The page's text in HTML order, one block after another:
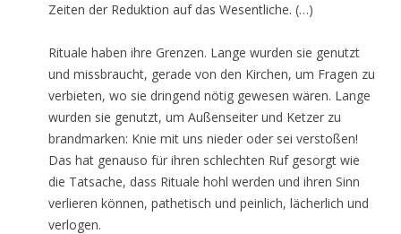
Zeiten der Reduktion auf das Wesentliche. (…)
Rituale haben ihre Grenzen. Lange wurden sie genutzt
und missbraucht, gerade von den Kirchen, um Fragen zu
verbieten, wo sie dringend nötig gewesen wären. Lange
wurden sie genutzt, um Außenseiter und Ketzer zu
brandmarken: Knie mit uns nieder oder sei verstoßen!
Das hat genauso für ihren schlechten Ruf gesorgt wie
die Tatsache, dass Rituale hohl werden und ihren Sinn
verlieren können, pathetisch und peinlich, lächerlich und
verlogen.